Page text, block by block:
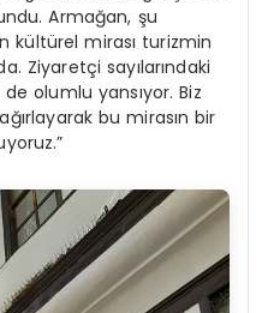
Armağan, şu
kültürel mirası turizmin
Ziyaretçi sayılarındaki
olumlu yansıyor. Biz
bu mirasın bir